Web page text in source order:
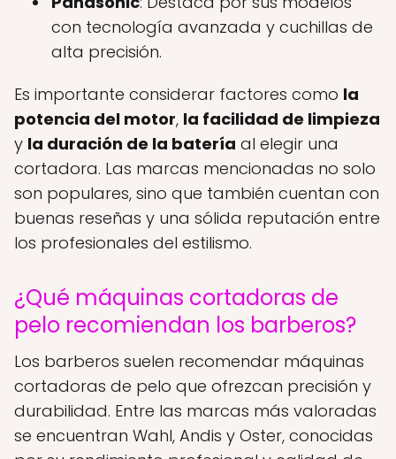
con tecnología avanzada y cuchillas de
alta precisión.
Es importante considerar factores como la
potencia del motor, la facilidad de limpieza
y la duración de la batería al elegir una
cortadora. Las marcas mencionadas no solo
son populares, sino que también cuentan con
buenas reseñas y una sólida reputación entre
los profesionales del estilismo.
¿Qué máquinas cortadoras de
pelo recomiendan los barberos?
Los barberos suelen recomendar máquinas
cortadoras de pelo que ofrezcan precisión y
durabilidad. Entre las marcas más valoradas
se encuentran Wahl, Andis y Oster, conocidas